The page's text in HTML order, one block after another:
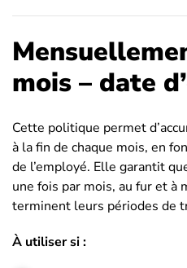
mois – date
Cette politique permet
à la fin de chaque mois, en
de l’employé. Elle garantit
une fois par mois, au fur et à
terminent leurs périodes de
À utiliser si :